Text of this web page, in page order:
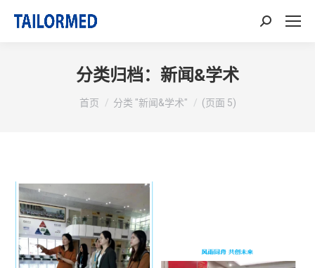
搜
分类归档： 新闻&学术
你在这里：
首页 分类 "新闻&学术" (页面 5)